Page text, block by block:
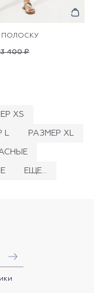
ПОЛОСКУ
400 ₽
XS
L РАЗМЕР XL
ЕЩЕ...